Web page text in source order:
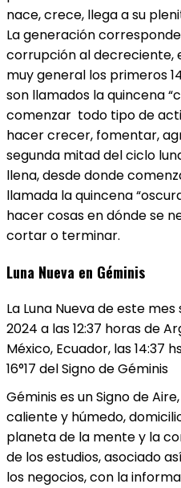
nace, crece, llega a su
La generación
corrupción al decreciente,
muy general los primeros
son llamados la quincena
comenzar todo tipo de
hacer crecer, fomentar,
segunda mitad del ciclo
llena, desde donde
llamada la quincena
hacer cosas en dónde se
cortar o terminar.
Luna Nueva en Géminis
La Luna Nueva de este
2024 a las 12:37 horas de
México, Ecuador, las 14:37
16°17 del Signo de Géminis
Géminis es un Signo de
caliente y húmedo,
planeta de la mente y la
de los estudios, asociado
los negocios, con la